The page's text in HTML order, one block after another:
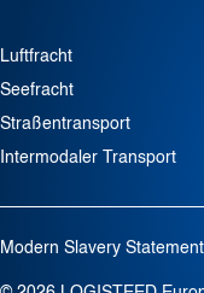
Luftfracht
Seefracht
Straßentransport
Intermodaler Transport
Modern Slavery Statement